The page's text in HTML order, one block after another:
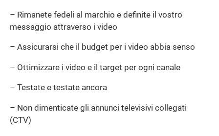
– Rimanete fedeli al marchio e definite il vostro
messaggio attraverso i video
– Assicurarsi che il budget per i video abbia senso
– Ottimizzare i video e il target per ogni canale
– Testate e testate ancora
– Non dimenticate gli annunci televisivi collegati
(CTV)